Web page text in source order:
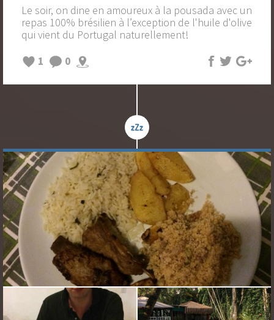
Le soir, on dine en amoureux à la pousada avec un
repas 100% brésilien à l’exception de l'huile d'olive
qui vient du Portugal naturellement!
1
0